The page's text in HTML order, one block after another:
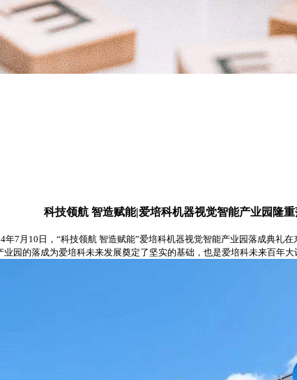
科技领航 智造赋能|爱培科机器视觉智能产业园隆
年7月10日，“科技领航 智造赋能”爱培科机器视觉智能产业园落成典礼在
业园的落成为爱培科未来发展奠定了坚实的基础，也是爱培科未来百年大